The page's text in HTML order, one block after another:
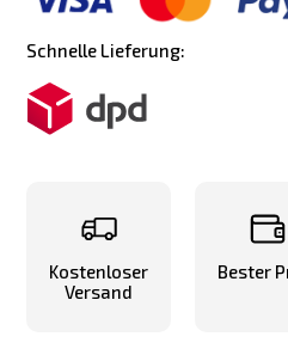
Schnelle Lieferung:
Kostenloser
Versand
Bester